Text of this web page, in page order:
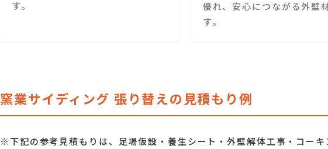
す。
優れ、安心につながる外壁
す。
窯業サイディング 張り替えの見積もり例
※下記の参考見積もりは、足場仮設・養生シート・外壁解体工事・ コー